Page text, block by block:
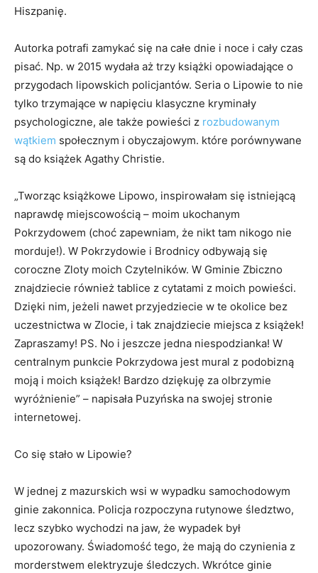
Hiszpanię.
Autorka potrafi zamykać się na całe dnie i noce i cały czas
pisać. Np. w 2015 wydała aż trzy książki opowiadające o
przygodach lipowskich policjantów. Seria o Lipowie to nie
tylko trzymające w napięciu klasyczne kryminały
psychologiczne, ale także powieści z rozbudowanym
wątkiem społecznym i obyczajowym. które porównywane
są do książek Agathy Christie.
„Tworząc książkowe Lipowo, inspirowałam się istniejącą
naprawdę miejscowością – moim ukochanym
Pokrzydowem (choć zapewniam, że nikt tam nikogo nie
morduje!). W Pokrzydowie i Brodnicy odbywają się
coroczne Zloty moich Czytelników. W Gminie Zbiczno
znajdziecie również tablice z cytatami z moich powieści.
Dzięki nim, jeżeli nawet przyjedziecie w te okolice bez
uczestnictwa w Zlocie, i tak znajdziecie miejsca z książek!
Zapraszamy! PS. No i jeszcze jedna niespodzianka! W
centralnym punkcie Pokrzydowa jest mural z podobizną
moją i moich książek! Bardzo dziękuję za olbrzymie
wyróżnienie” – napisała Puzyńska na swojej stronie
internetowej.
Co się stało w Lipowie?
W jednej z mazurskich wsi w wypadku samochodowym
ginie zakonnica. Policja rozpoczyna rutynowe śledztwo,
lecz szybko wychodzi na jaw, że wypadek był
upozorowany. Świadomość tego, że mają do czynienia z
morderstwem elektryzuje śledczych. Wkrótce ginie